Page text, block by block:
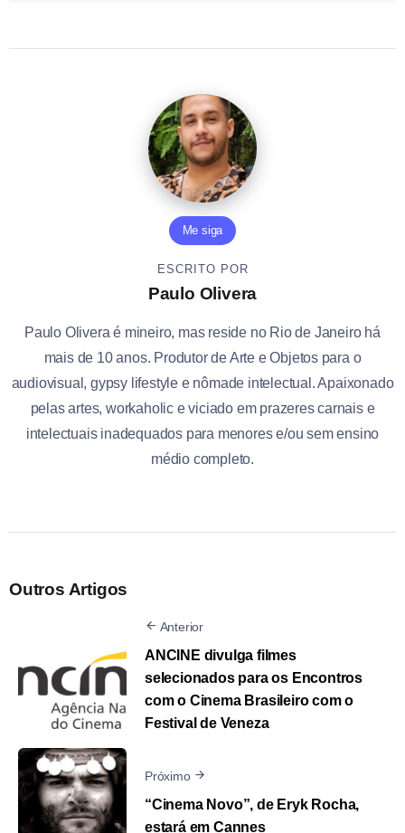
Me siga
ESCRITO POR
Paulo Olivera
Paulo Olivera é mineiro, mas reside no Rio de Janeiro há
mais de 10 anos. Produtor de Arte e Objetos para o
audiovisual, gypsy lifestyle e nômade intelectual. Apaixonado
pelas artes, workaholic e viciado em prazeres carnais e
intelectuais inadequados para menores e/ou sem ensino
médio completo.
Outros Artigos
Anterior
ANCINE divulga filmes
selecionados para os Encontros
com o Cinema Brasileiro com o
Festival de Veneza
Próximo
“Cinema Novo”, de Eryk Rocha,
estará em Cannes